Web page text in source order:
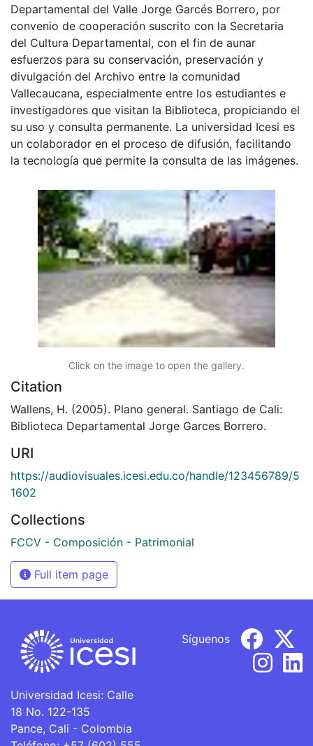
Departamental del Valle Jorge Garcés Borrero, por
convenio de cooperación suscrito con la Secretaria
del Cultura Departamental, con el fin de aunar
esfuerzos para su conservación, preservación y
divulgación del Archivo entre la comunidad
Vallecaucana, especialmente entre los estudiantes e
investigadores que visitan la Biblioteca, propiciando el
su uso y consulta permanente. La universidad Icesi es
un colaborador en el proceso de difusión, facilitando
la tecnología que permite la consulta de las imágenes.
Click on the image to open the gallery.
Citation
Wallens, H. (2005). Plano general. Santiago de Cali:
Biblioteca Departamental Jorge Garces Borrero.
URI
https://audiovisuales.icesi.edu.co/handle/123456789/5
1602
Collections
FCCV - Composición - Patrimonial
Full item page
Universidad Icesi: Calle
18 No. 122-135
Pance, Cali - Colombia
Síguenos